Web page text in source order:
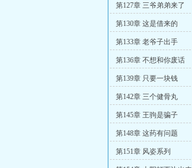
第127章 三爷弟弟来了
第130章 这是借来的
第133章 老爷子出手
第136章 不想和你废话
第139章 只要一块钱
第142章 三个健骨丸
第145章 王驹是骗子
第148章 这药有问题
第151章 风姿系列